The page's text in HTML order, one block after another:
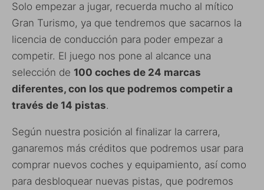
Solo empezar a jugar, recuerda mucho al mítico
Gran Turismo, ya que tendremos que sacarnos la
licencia de conducción para poder empezar a
competir. El juego nos pone al alcance una
selección de 100 coches de 24 marcas
diferentes, con los que podremos competir a
través de 14 pistas.
Según nuestra posición al finalizar la carrera,
ganaremos más créditos que podremos usar para
comprar nuevos coches y equipamiento, así como
para desbloquear nuevas pistas, que podremos